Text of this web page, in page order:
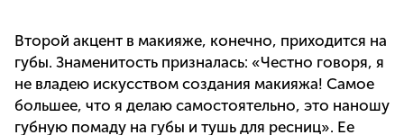
Второй акцент в макияже, конечно, приходится на
губы. Знаменитость призналась: «Честно говоря, я
не владею искусством создания макияжа! Самое
большее, что я делаю самостоятельно, это наношу
губную помаду на губы и тушь для ресниц». Ее